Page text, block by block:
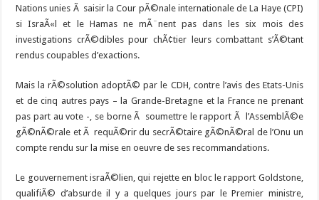
Nations unies Ã saisir la Cour pÃ©nale internationale de La Haye (CPI)
si IsraÃ«l et le Hamas ne mÃ¨nent pas dans les six mois des
investigations crÃ©dibles pour chÃ¢tier leurs combattant s’Ã©tant
rendus coupables d’exactions.
Mais la rÃ©solution adoptÃ© par le CDH, contre l’avis des Etats-Unis
et de cinq autres pays – la Grande-Bretagne et la France ne prenant
pas part au vote -, se borne Ã soumettre le rapport Ã l’AssemblÃ©e
gÃ©nÃ©rale et Ã requÃ©rir du secrÃ©taire gÃ©nÃ©ral de l’Onu un
compte rendu sur la mise en oeuvre de ses recommandations.
Le gouvernement israÃ©lien, qui rejette en bloc le rapport Goldstone,
qualifiÃ© d’absurde il y a quelques jours par le Premier ministre,